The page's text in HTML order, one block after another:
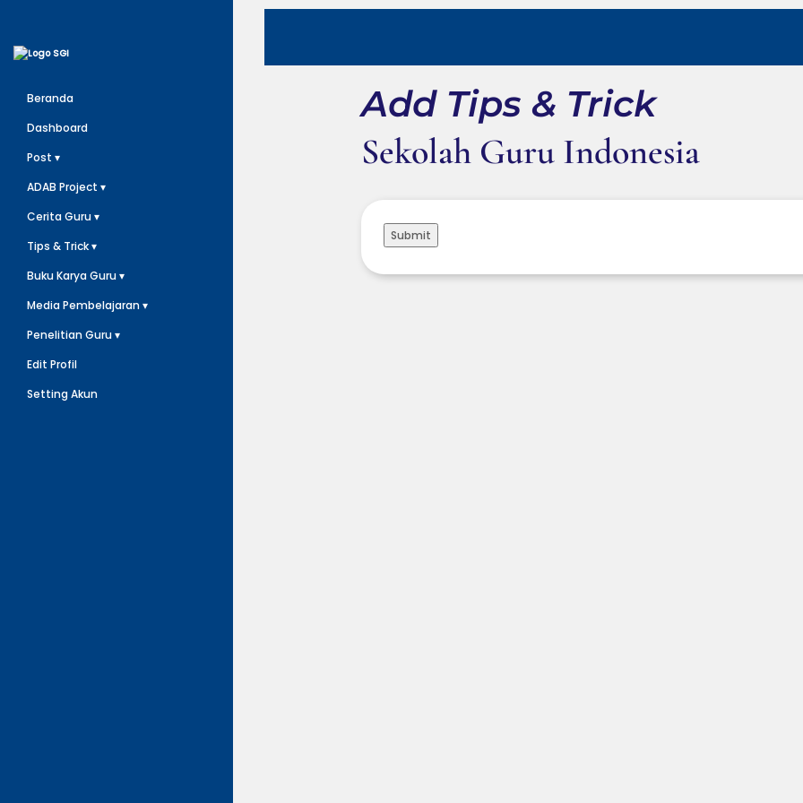
Beranda
Dashboard
Post ▾
ADAB Project ▾
Cerita Guru ▾
Tips & Trick ▾
Buku Karya Guru ▾
Media Pembelajaran ▾
Penelitian Guru ▾
Edit Profil
Setting Akun
Add Tips & Trick
Sekolah Guru Indonesia
Submit